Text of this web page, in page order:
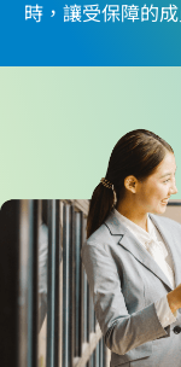
時，讓受保障的